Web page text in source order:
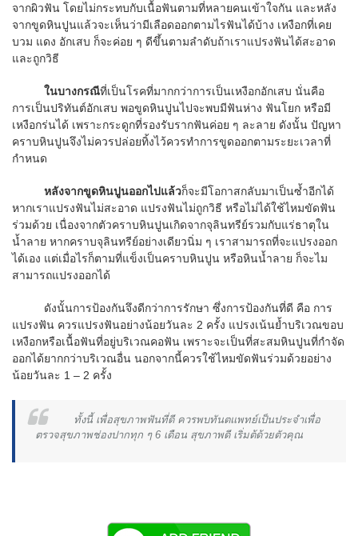
จากผิวฟัน โดยไม่กระทบกับเนื้อฟันตามที่หลายคนเข้าใจกัน และหลัง
จากขูดหินปูนแล้วจะเห็นว่ามีเลือดออกตามไรฟันได้บ้าง เหงือกที่เคย
บวม แดง อักเสบ ก็จะค่อย ๆ ดีขึ้นตามลำดับถ้าเราแปรงฟันได้สะอาด
และถูกวิธี
ในบางกรณีที่เป็นโรคที่มากกว่าการเป็นเหงือกอักเสบ นั่นคือ
การเป็นปริทันต์อักเสบ พอขูดหินปูนไปจะพบมีฟันห่าง ฟันโยก หรือมี
เหงือกร่นได้ เพราะกระดูกที่รองรับรากฟันค่อย ๆ ละลาย ดังนั้น ปัญหา
คราบหินปูนจึงไม่ควรปล่อยทิ้งไว้ควรทำการขูดออกตามระยะเวลาที่
กำหนด
หลังจากขูดหินปูนออกไปแล้วก็จะมีโอกาสกลับมาเป็นซ้ำอีกได้
หากเราแปรงฟันไม่สะอาด แปรงฟันไม่ถูกวิธี หรือไม่ได้ใช้ไหมขัดฟัน
ร่วมด้วย เนื่องจากตัวคราบหินปูนเกิดจากจุลินทรีย์รวมกับแร่ธาตุใน
น้ำลาย หากคราบจุลินทรีย์อย่างเดียวนิ่ม ๆ เราสามารถที่จะแปรงออก
ได้เอง แต่เมื่อไรก็ตามที่แข็งเป็นคราบหินปูน หรือหินน้ำลาย ก็จะไม
สามารถแปรงออกได้
ดังนั้นการป้องกันจึงดีกว่าการรักษา ซึ่งการป้องกันที่ดี คือ การ
แปรงฟัน ควรแปรงฟันอย่างน้อยวันละ 2 ครั้ง แปรงเน้นย้ำบริเวณขอบ
เหงือกหรือเนื้อฟันที่อยู่บริเวณคอฟัน เพราะจะเป็นที่สะสมหินปูนที่กำจัด
ออกได้ยากกว่าบริเวณอื่น นอกจากนี้ควรใช้ไหมขัดฟันร่วมด้วยอย่าง
น้อยวันละ 1 – 2 ครั้ง
ทั้งนี้ เพื่อสุขภาพฟันที่ดี ควรพบทันตแพทย์เป็นประจำเพื่อ
ตรวจสุขภาพช่องปากทุก ๆ 6 เดือน สุขภาพดี เริ่มต้ด้วยตัวคุณ